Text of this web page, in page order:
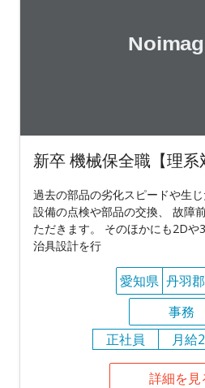
新卒 機械保全職【理系
過去の部品の劣化スピードや生じ
設備の点検や部品の交換、 故障
ただきます。 そのほかにも2D
治具設計を行
愛知県 丹羽
事務
正社員
月給
詳細を見